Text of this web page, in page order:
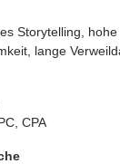
Storytelling, hohe
lange
CPA